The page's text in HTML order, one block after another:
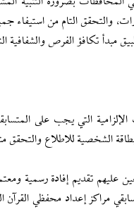
والتحقق التام من
مبدأ تكافؤ الفرص والشفافية
التي يجب على
الشخصية للاطلاع والتحقق
عليهم تقديم إفادة رسمية
مراكز إعداد محفظي